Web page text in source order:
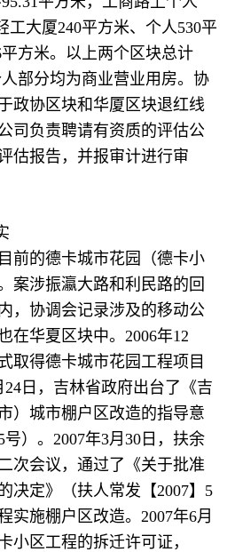
工大厦240平方米、个人530平
方米。以上两个区块总计
部分均为商业营业用房。协
政协区块和华厦区块退红线
司负责聘请有资质的评估公
估报告，并报审计进行审
的德卡城市花园（德卡小
案涉振瀛大路和利民路的回
，协调会记录涉及的移动公
在华夏区块中。2006年12
取得德卡城市花园工程项目
24日，吉林省政府出台了《吉
）城市棚户区改造的指导意
）。2007年3月30日，扶余
次会议，通过了《关于批准
决定》（扶人常发【2007】5
实施棚户区改造。2007年6月
小区工程的拆迁许可证，